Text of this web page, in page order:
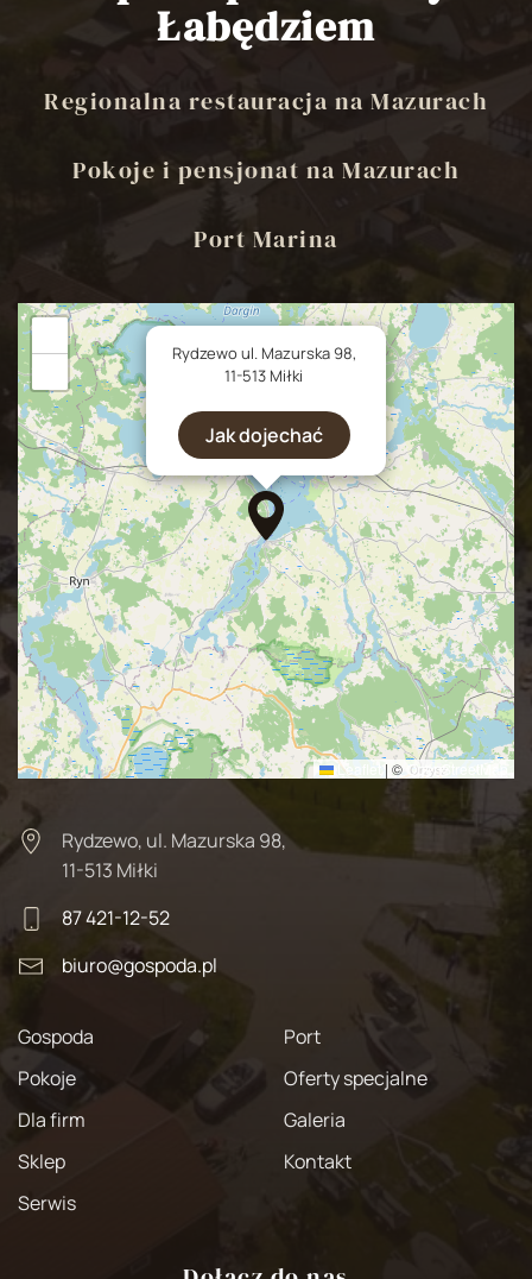
Łabędziem
Regionalna restauracja na Mazurach
Pokoje i pensjonat na Mazurach
Port Marina
Rydzewo ul. Mazurska 98,
11-513 Miłki
Jak dojechać
Leaflet | © OpenStreetMap
Rydzewo, ul. Mazurska 98,
11-513 Miłki
87 421-12-52
biuro@gospoda.pl
Gospoda
Pokoje
Dla firm
Sklep
Serwis
Port
Oferty specjalne
Galeria
Kontakt